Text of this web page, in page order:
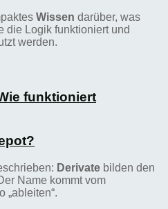
Wissen darüber, was
die Logik funktioniert und
werden.
funktioniert
Derivate bilden den
Name kommt vom
„ableiten“.